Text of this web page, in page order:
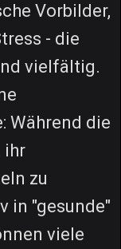
Vorbilder,
- die
vielfältig.
Während die
ihr
zu
in "gesunde"
viele